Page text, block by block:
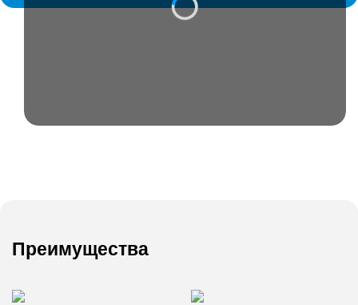
Преимущества